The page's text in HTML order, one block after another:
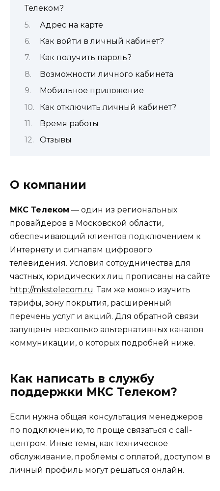
Телеком?
Адрес на карте
Как войти в личный кабинет?
Как получить пароль?
Возможности личного кабинета
Мобильное приложение
Как отключить личный кабинет?
Время работы
Отзывы
О компании
МКС Телеком — один из региональных
провайдеров в Московской области,
обеспечивающий клиентов подключением к
Интернету и сигналам цифрового
телевидения. Условия сотрудничества для
частных, юридических лиц прописаны на сайте
http://mkstelecom.ru. Там же можно изучить
тарифы, зону покрытия, расширенный
перечень услуг и акций. Для обратной связи
запущены несколько альтернативных каналов
коммуникации, о которых подробней ниже.
Как написать в службу
поддержки МКС Телеком?
Если нужна общая консультация менеджеров
по подключению, то проще связаться с call-
центром. Иные темы, как техническое
обслуживание, проблемы с оплатой, доступом в
личный профиль могут решаться онлайн.